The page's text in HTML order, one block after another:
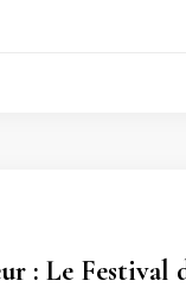
: Le Festival